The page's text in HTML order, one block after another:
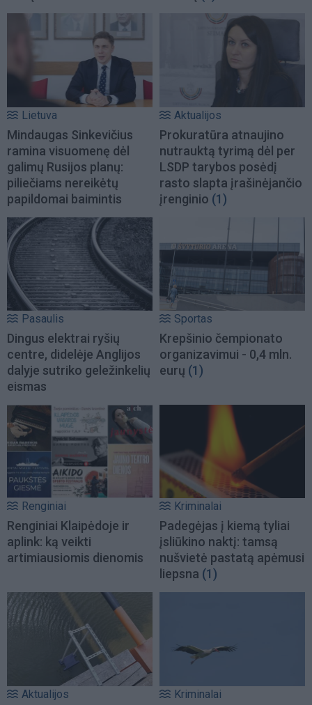
Lietuva
Mindaugas Sinkevičius
ramina visuomenę dėl
galimų Rusijos planų:
piliečiams nereikėtų
papildomai baimintis
Aktualijos
Prokuratūra atnaujino
nutrauktą tyrimą dėl per
LSDP tarybos posėdį
rasto slapta įrašinėjančio
įrenginio (1)
Pasaulis
Dingus elektrai ryšių
centre, didelėje Anglijos
dalyje sutriko geležinkelių
eismas
Sportas
Krepšinio čempionato
organizavimui - 0,4 mln.
eurų (1)
Renginiai
Renginiai Klaipėdoje ir
aplink: ką veikti
artimiausiomis dienomis
Kriminalai
Padegėjas į kiemą tyliai
įsliūkino naktį: tamsą
nušvietė pastatą apėmusi
liepsna (1)
Aktualijos Kriminalai